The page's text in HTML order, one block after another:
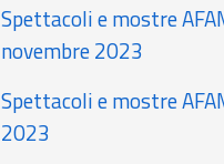
Spettacoli e mostre
novembre 2023
Spettacoli e mostre
2023